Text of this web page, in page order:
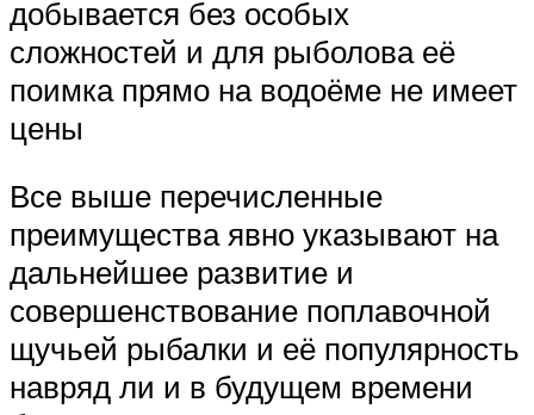
добывается без особых
сложностей и для рыболова её
поимка прямо на водоёме не имеет
цены
Все выше перечисленные
преимущества явно указывают на
дальнейшее развитие и
совершенствование поплавочной
щучьей рыбалки и её популярность
навряд ли и в будущем времени